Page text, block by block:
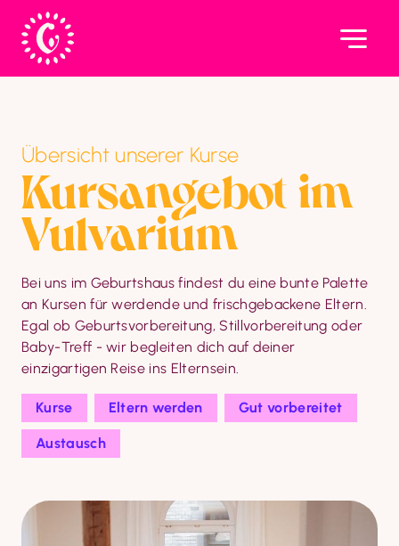
Übersicht unserer Kurse
Kursan­gebot im
Vulvarium
Bei uns im Geburtshaus findest du eine bunte Palette
an Kursen für werdende und frischgebackene Eltern.
Egal ob Geburtsvorbereitung, Stillvorbereitung oder
Baby-Treff - wir begleiten dich auf deiner
einzigartigen Reise ins Elternsein.
Kurse Eltern werden Gut vorbereitet
Austausch